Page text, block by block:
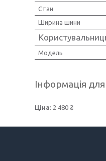
Стан
Ширина шини
Мoдель
Інформація
Ціна: 2 480 ₴